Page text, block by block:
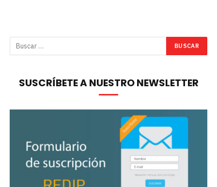
SUSCRÍBETE A NUESTRO NEWSLETTER